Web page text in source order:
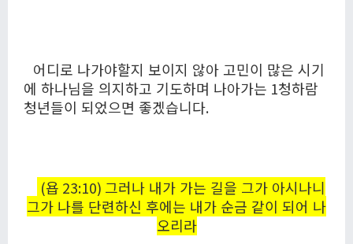
어디로 나가야할지 보이지 않아 고민이 많은 시기
에 하나님을 의지하고 기도하며 나아가는 1청하람
청년들이 되었으면 좋겠습니다.
(욥 23:10) 그러나 내가 가는 길을 그가 아시나니
그가 나를 단련하신 후에는 내가 순금 같이 되어 나
오리라